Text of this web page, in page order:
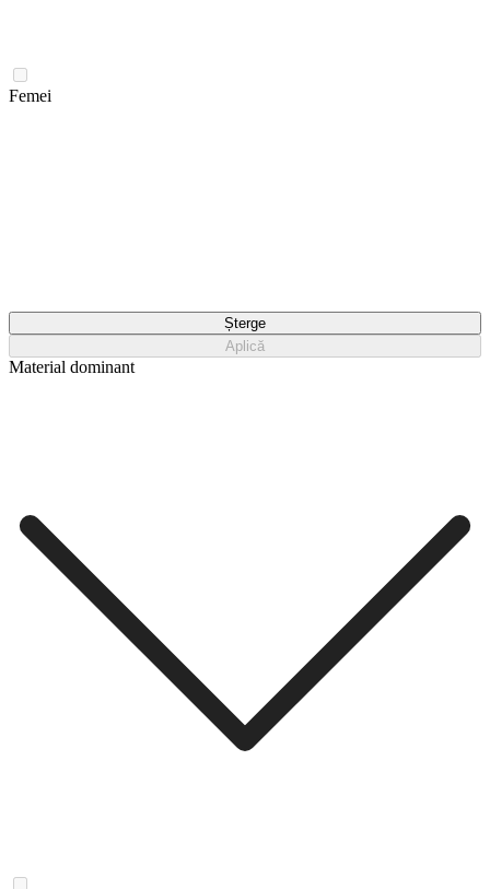
Femei
Șterge
Aplică
Material dominant